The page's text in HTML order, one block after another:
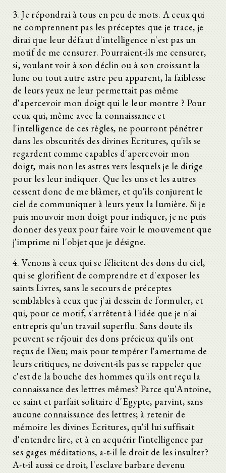
3. Je répondrai à tous en peu de mots. A ceux qui
ne comprennent pas les préceptes que je trace, je
dirai que leur défaut d'intelligence n'est pas un
motif de me censurer. Pourraient-ils me censurer,
si, voulant voir à son déclin ou à son croissant la
lune ou tout autre astre peu apparent, la faiblesse
de leurs yeux ne leur permettait pas même
d'apercevoir mon doigt qui le leur montre ? Pour
ceux qui, même avec la connaissance et
l'intelligence de ces règles, ne pourront pénétrer
dans les obscurités des divines Ecritures, qu'ils se
regardent comme capables d'apercevoir mon
doigt, mais non les astres vers lesquels je le dirige
pour les leur indiquer. Que les uns et les autres
cessent donc de me blâmer, et qu'ils conjurent le
ciel de communiquer à leurs yeux la lumière. Si je
puis mouvoir mon doigt pour indiquer, je ne puis
donner des yeux pour faire voir le mouvement que
j'imprime ni l'objet que je désigne.
4. Venons à ceux qui se félicitent des dons du ciel,
qui se glorifient de comprendre et d'exposer les
saints Livres, sans le secours de préceptes
semblables à ceux que j'ai dessein de formuler, et
qui, pour ce motif, s'arrêtent à l'idée que je n'ai
entrepris qu'un travail superflu. Sans doute ils
peuvent se réjouir des dons précieux qu'ils ont
reçus de Dieu; mais pour tempérer l'amertume de
leurs critiques, ne doivent-ils pas se rappeler que
c'est de la bouche des hommes qu'ils ont reçu la
connaissance des lettres mêmes? Parce qu'Antoine,
ce saint et parfait solitaire d'Egypte, parvint, sans
aucune connaissance des lettres; à retenir de
mémoire les divines Ecritures, qu'il lui suffisait
d'entendre lire, et à en acquérir l'intelligence par
ses gages méditations, a-t-il le droit de les insulter?
A-t-il aussi ce droit, l'esclave barbare devenu